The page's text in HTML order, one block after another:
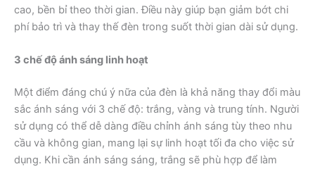
cao, bền bỉ theo thời gian. Điều này giúp bạn giảm bớt chi
phí bảo trì và thay thế đèn trong suốt thời gian dài sử dụng.
3 chế độ ánh sáng linh hoạt
Một điểm đáng chú ý nữa của đèn là khả năng thay đổi màu
sắc ánh sáng với 3 chế độ: trắng, vàng và trung tính. Người
sử dụng có thể dễ dàng điều chỉnh ánh sáng tùy theo nhu
cầu và không gian, mang lại sự linh hoạt tối đa cho việc sử
dụng. Khi cần ánh sáng sáng, trắng sẽ phù hợp để làm